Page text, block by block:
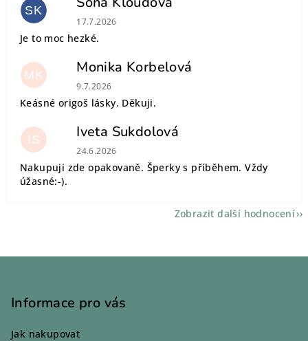
SK
Hodnocení obchodu je 5 z 5 hvězdiček.
17.7.2026
Je to moc hezké.
MK Monika Korbelová
Hodnocení obchodu je 5 z 5 hvězdiček.
9.7.2026
Keásné origoš lásky. Děkuji.
IS Iveta Sukdolová
Hodnocení obchodu je 5 z 5 hvězdiček.
24.6.2026
Nakupuji zde opakovaně. Šperky s příběhem. Vždy
úžasné:-).
Zobrazit další hodnocení
Informace pro vás
Jak nakupovat